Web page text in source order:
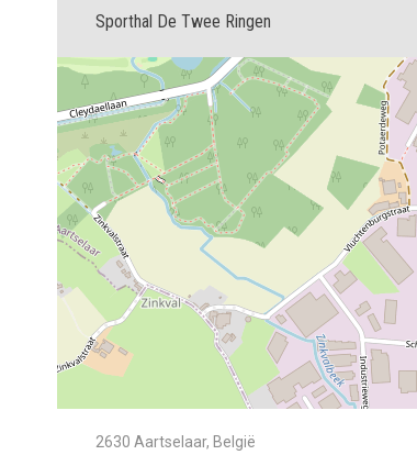
Sporthal De Twee Ringen
2630 Aartselaar, België